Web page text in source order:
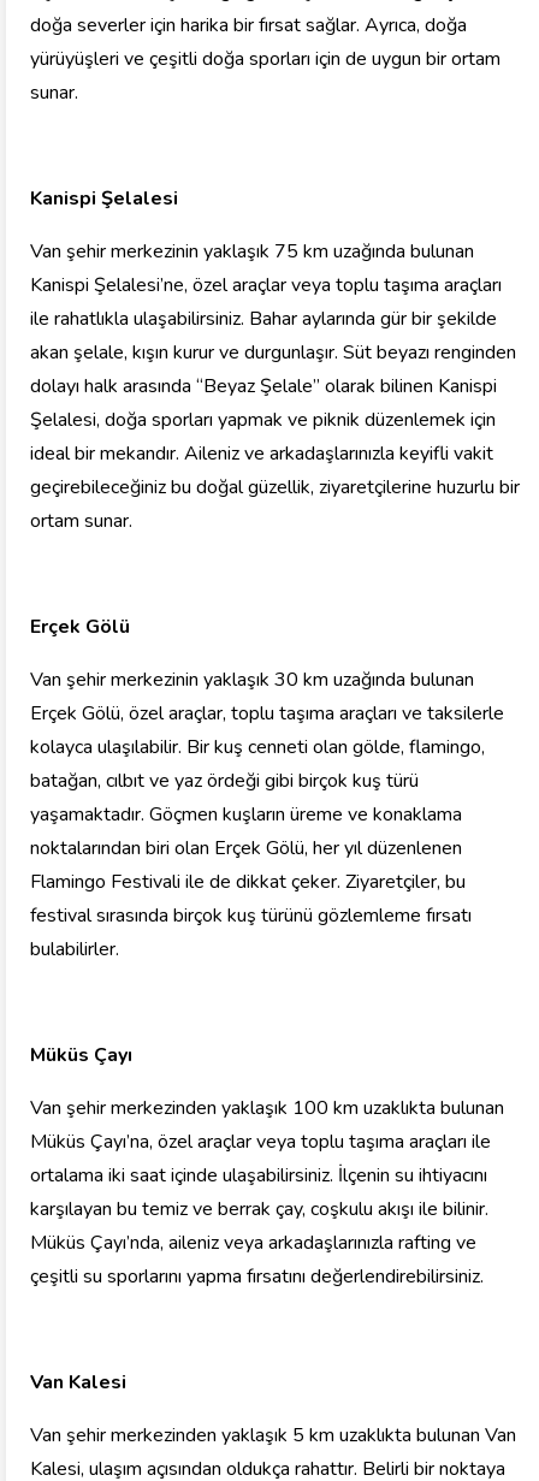
doğa severler için harika bir fırsat sağlar. Ayrıca, doğa
yürüyüşleri ve çeşitli doğa sporları için de uygun bir ortam
sunar.
Kanispi Şelalesi
Van şehir merkezinin yaklaşık 75 km uzağında bulunan
Kanispi Şelalesi’ne, özel araçlar veya toplu taşıma araçları
ile rahatlıkla ulaşabilirsiniz. Bahar aylarında gür bir şekilde
akan şelale, kışın kurur ve durgunlaşır. Süt beyazı renginden
dolayı halk arasında “Beyaz Şelale” olarak bilinen Kanispi
Şelalesi, doğa sporları yapmak ve piknik düzenlemek için
ideal bir mekandır. Aileniz ve arkadaşlarınızla keyifli vakit
geçirebileceğiniz bu doğal güzellik, ziyaretçilerine huzurlu bir
ortam sunar.
Erçek Gölü
Van şehir merkezinin yaklaşık 30 km uzağında bulunan
Erçek Gölü, özel araçlar, toplu taşıma araçları ve taksilerle
kolayca ulaşılabilir. Bir kuş cenneti olan gölde, flamingo,
batağan, cılbıt ve yaz ördeği gibi birçok kuş türü
yaşamaktadır. Göçmen kuşların üreme ve konaklama
noktalarından biri olan Erçek Gölü, her yıl düzenlenen
Flamingo Festivali ile de dikkat çeker. Ziyaretçiler, bu
festival sırasında birçok kuş türünü gözlemleme fırsatı
bulabilirler.
Müküs Çayı
Van şehir merkezinden yaklaşık 100 km uzaklıkta bulunan
Müküs Çayı’na, özel araçlar veya toplu taşıma araçları ile
ortalama iki saat içinde ulaşabilirsiniz. İlçenin su ihtiyacını
karşılayan bu temiz ve berrak çay, coşkulu akışı ile bilinir.
Müküs Çayı’nda, aileniz veya arkadaşlarınızla rafting ve
çeşitli su sporlarını yapma fırsatını değerlendirebilirsiniz.
Van Kalesi
Van şehir merkezinden yaklaşık 5 km uzaklıkta bulunan Van
Kalesi, ulaşım açısından oldukça rahattır. Belirli bir noktaya